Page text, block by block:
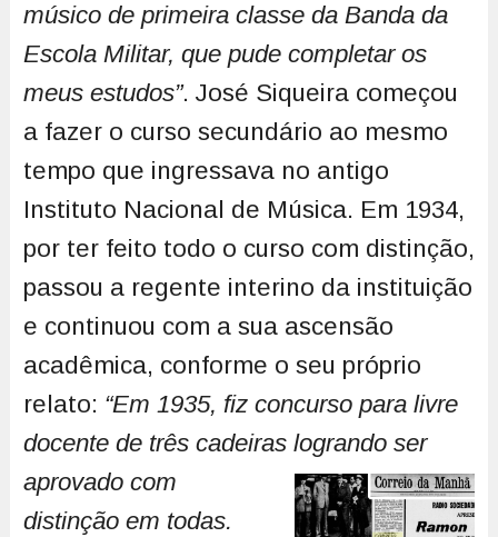
músico de primeira classe da Banda da
Escola Militar, que pude completar os
meus estudos”. José Siqueira começou
a fazer o curso secundário ao mesmo
tempo que ingressava no antigo
Instituto Nacional de Música. Em 1934,
por ter feito todo o curso com distinção,
passou a regente interino da instituição
e continuou com a sua ascensão
acadêmica, conforme o seu próprio
relato: “Em 1935, fiz concurso para livre
docente de três cadeiras logrando ser
aprovado com
distinção em todas.